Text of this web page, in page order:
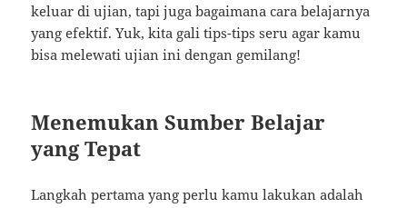
keluar di ujian, tapi juga bagaimana cara belajarnya
yang efektif. Yuk, kita gali tips-tips seru agar kamu
bisa melewati ujian ini dengan gemilang!
Menemukan Sumber Belajar
yang Tepat
Langkah pertama yang perlu kamu lakukan adalah